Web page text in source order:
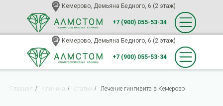
+7 (900) 055-53-34
Кемерово, Демьяна Бедного, 6 (2 этаж)
+7 (900) 055-53-34
Кемерово, Демьяна Бедного, 6 (2 этаж)
Главная / Клиника / Статьи / Лечение гингивита в Кемерово